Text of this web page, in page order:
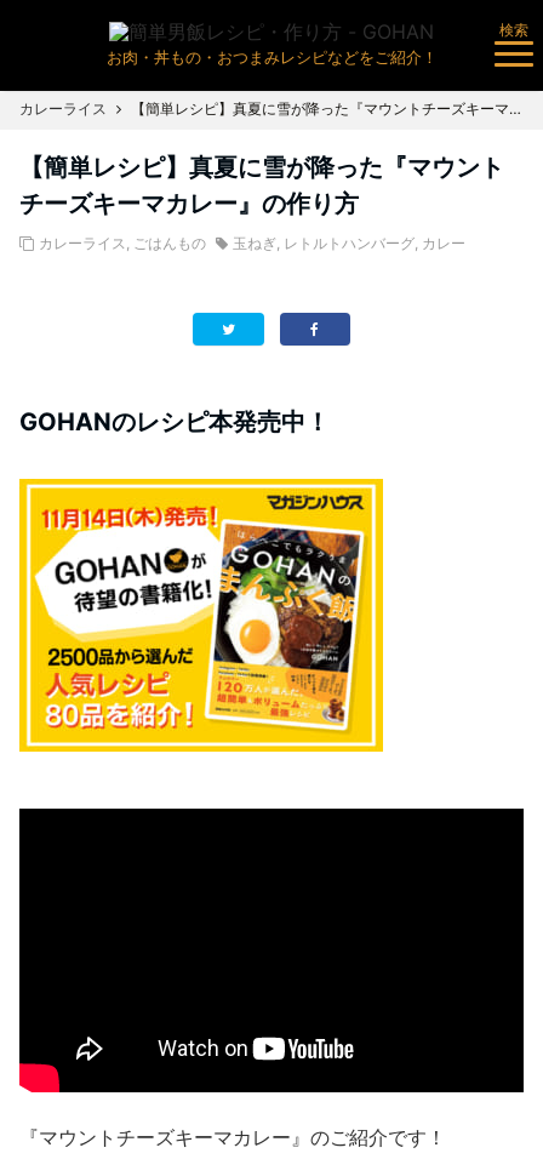
お肉・丼もの・おつまみレシピなどをご紹介！
検索
カレーライス 【簡単レシピ】真夏に雪が降った『マウントチーズキーマカレー』の作り方
【簡単レシピ】真夏に雪が降った『マウント
チーズキーマカレー』の作り方
カレーライス, ごはんもの 玉ねぎ, レトルトハンバーグ, カレー
GOHANのレシピ本発売中！
『マウントチーズキーマカレー』のご紹介です！